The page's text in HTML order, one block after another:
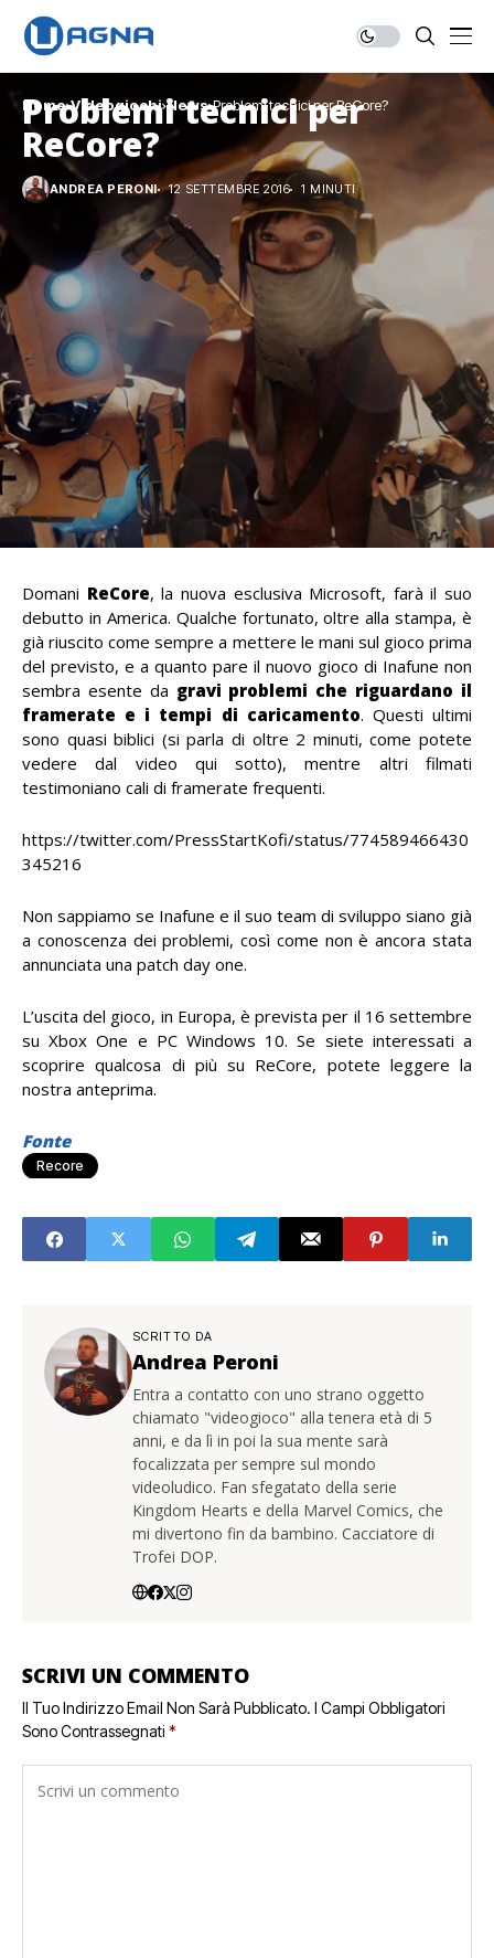
Home Videogiochi News Problemi tecnici per ReCore?
Problemi tecnici per
ReCore?
ANDREA PERONI 12 SETTEMBRE 2016 1 MINUTI
Domani ReCore, la nuova esclusiva Microsoft, farà il suo
debutto in America. Qualche fortunato, oltre alla stampa, è
già riuscito come sempre a mettere le mani sul gioco prima
del previsto, e a quanto pare il nuovo gioco di Inafune non
sembra esente da gravi problemi che riguardano il
framerate e i tempi di caricamento. Questi ultimi
sono quasi biblici (si parla di oltre 2 minuti, come potete
vedere dal video qui sotto), mentre altri filmati
testimoniano cali di framerate frequenti.
https://twitter.com/PressStartKofi/status/774589466430
345216
Non sappiamo se Inafune e il suo team di sviluppo siano già
a conoscenza dei problemi, così come non è ancora stata
annunciata una patch day one.
L’uscita del gioco, in Europa, è prevista per il 16 settembre
su Xbox One e PC Windows 10. Se siete interessati a
scoprire qualcosa di più su ReCore, potete leggere la
nostra anteprima.
Fonte
Recore
SCRITTO DA
Andrea Peroni
Entra a contatto con uno strano oggetto
chiamato "videogioco" alla tenera età di 5
anni, e da lì in poi la sua mente sarà
focalizzata per sempre sul mondo
videoludico. Fan sfegatato della serie
Kingdom Hearts e della Marvel Comics, che
mi divertono fin da bambino. Cacciatore di
Trofei DOP.
SCRIVI UN COMMENTO
Il Tuo Indirizzo Email Non Sarà Pubblicato. I Campi Obbligatori
Sono Contrassegnati *